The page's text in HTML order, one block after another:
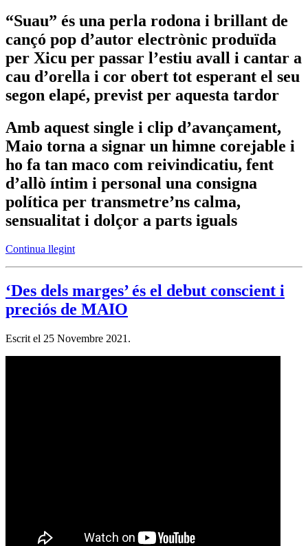
“Suau” és una perla rodona i brillant de
cançó pop d’autor electrònic produïda
per Xicu per passar l’estiu avall i cantar a
cau d’orella i cor obert tot esperant el seu
segon elapé, previst per aquesta tardor
Amb aquest single i clip d’avançament,
Maio torna a signar un himne corejable i
ho fa tan maco com reivindicatiu, fent
d’allò íntim i personal una consigna
política per transmetre’ns calma,
sensualitat i dolçor a parts iguals
Continua llegint
‘Des dels marges’ és el debut conscient i
preciós de MAIO
Escrit el 25 Novembre 2021 .